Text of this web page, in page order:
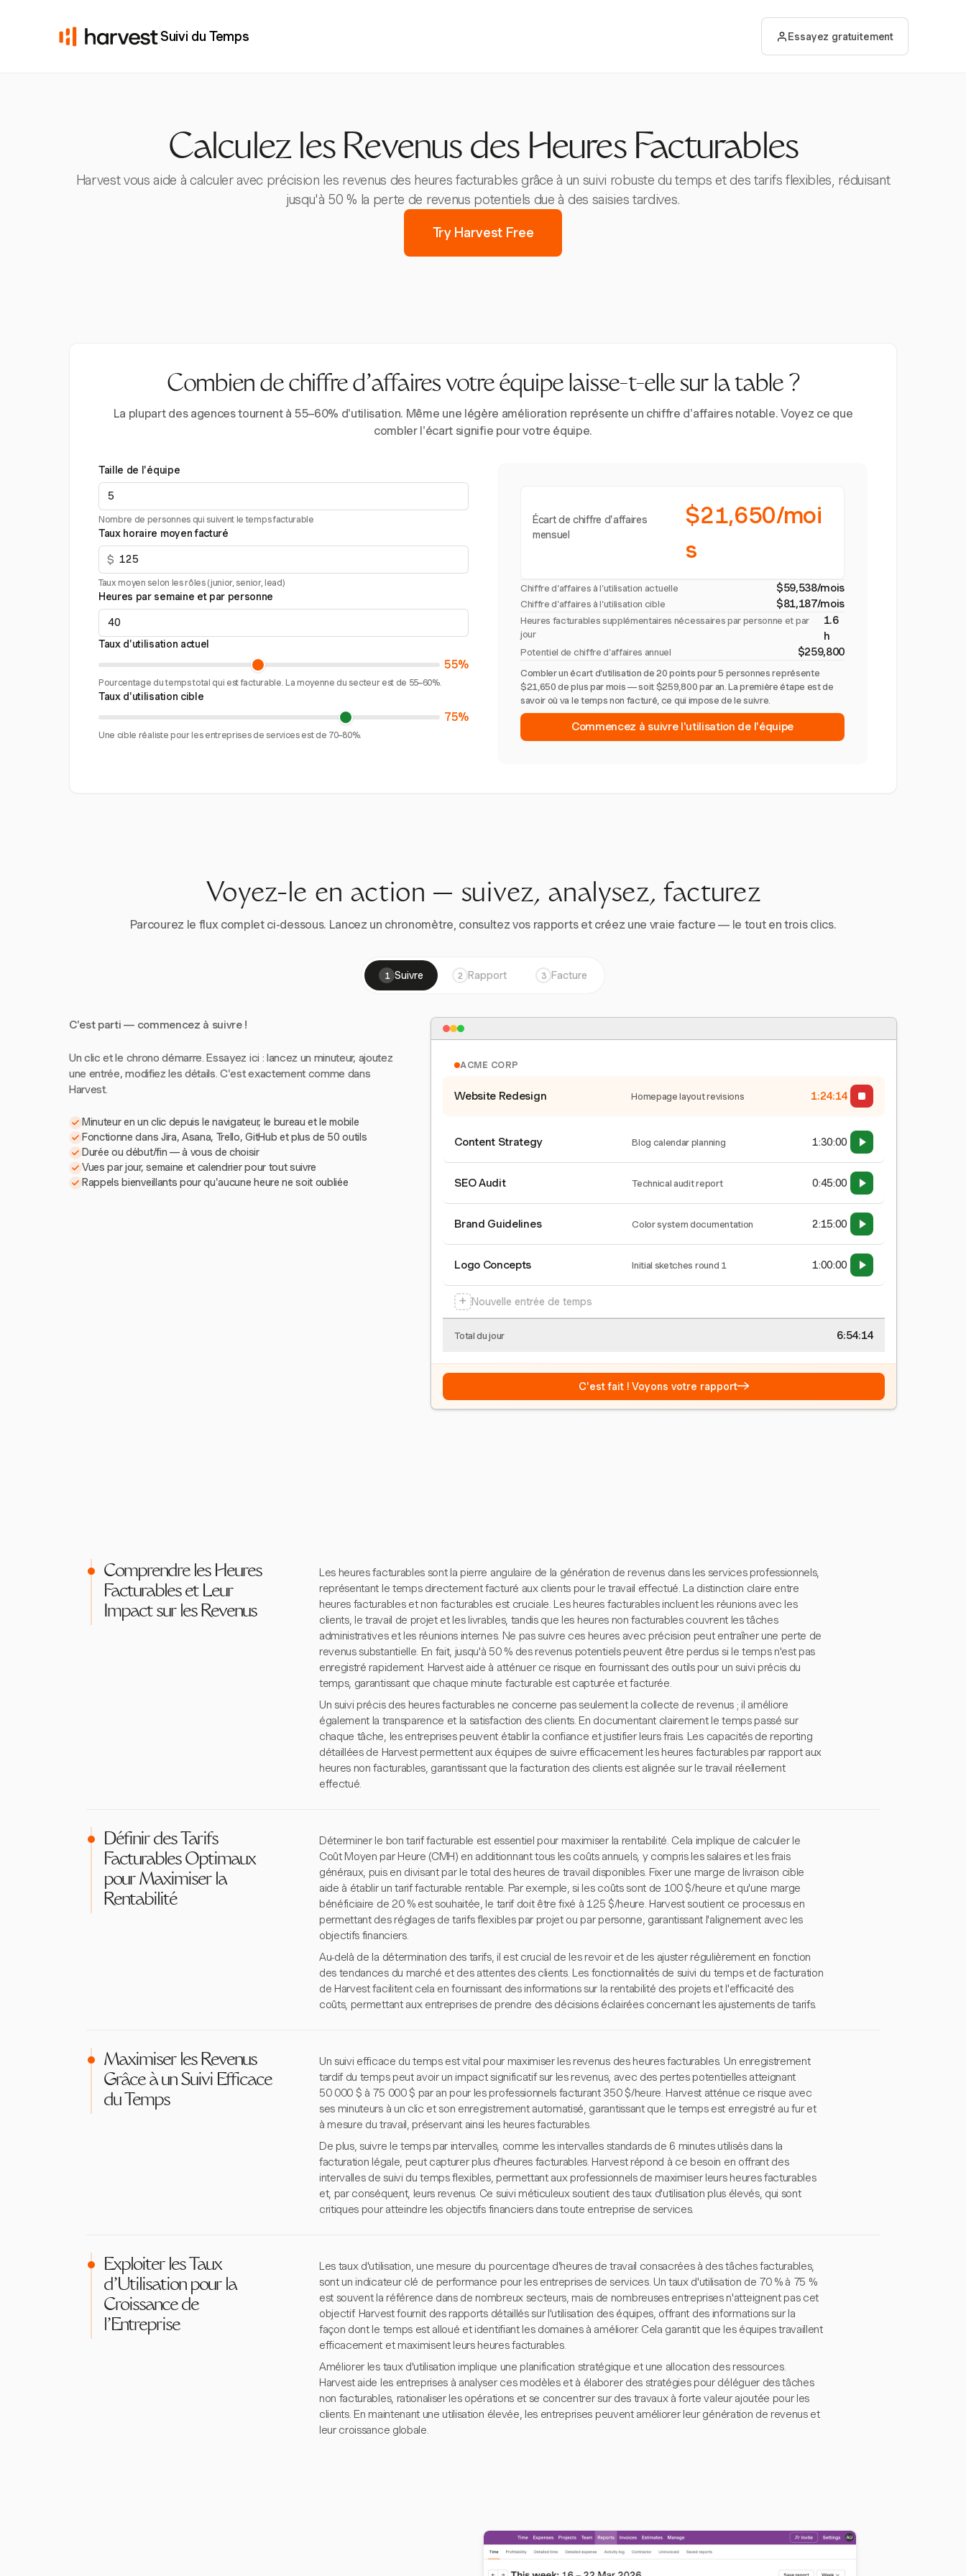
Suivi du Temps Essayez gratuitement
Calculez les Revenus des Heures Facturables
Harvest vous aide à calculer avec précision les revenus des heures facturables grâce à un suivi robuste du temps et des tarifs flexibles, réduisant
jusqu'à 50 % la perte de revenus potentiels due à des saisies tardives.
Try Harvest Free
Combien de chiffre d'affaires votre équipe laisse-t-elle sur la table ?
La plupart des agences tournent à 55–60% d'utilisation. Même une légère amélioration représente un chiffre d'affaires notable. Voyez ce que
combler l'écart signifie pour votre équipe.
Taille de l'équipe
Nombre de personnes qui suivent le temps facturable
Taux horaire moyen facturé
$
Taux moyen selon les rôles (junior, senior, lead)
Heures par semaine et par personne
Taux d'utilisation actuel
55%
Pourcentage du temps total qui est facturable. La moyenne du secteur est de 55–60%.
Taux d'utilisation cible
75%
Une cible réaliste pour les entreprises de services est de 70–80%.
Écart de chiffre d'affaires
mensuel
$21,650/moi
s
Chiffre d'affaires à l'utilisation actuelle $59,538/mois
Chiffre d'affaires à l'utilisation cible $81,187/mois
Heures facturables supplémentaires nécessaires par personne et par
jour
1.6
h
Potentiel de chiffre d'affaires annuel $259,800
Combler un écart d'utilisation de 20 points pour 5 personnes représente
$21,650 de plus par mois — soit $259,800 par an. La première étape est de
savoir où va le temps non facturé, ce qui impose de le suivre.
Commencez à suivre l'utilisation de l'équipe
Voyez-le en action — suivez, analysez, facturez
Parcourez le flux complet ci-dessous. Lancez un chronomètre, consultez vos rapports et créez une vraie facture — le tout en trois clics.
1 Suivre 2 Rapport 3 Facture
C'est parti — commencez à suivre !
Un clic et le chrono démarre. Essayez ici : lancez un minuteur, ajoutez
une entrée, modifiez les détails. C'est exactement comme dans
Harvest.
Minuteur en un clic depuis le navigateur, le bureau et le mobile
Fonctionne dans Jira, Asana, Trello, GitHub et plus de 50 outils
Durée ou début/fin — à vous de choisir
Vues par jour, semaine et calendrier pour tout suivre
Rappels bienveillants pour qu'aucune heure ne soit oubliée
ACME CORP
Website Redesign Homepage layout revisions 1:24:15
Content Strategy Blog calendar planning 1:30:00
SEO Audit Technical audit report 0:45:00
Brand Guidelines Color system documentation 2:15:00
Logo Concepts Initial sketches round 1 1:00:00
+ Nouvelle entrée de temps
Total du jour 6:54:15
C'est fait ! Voyons votre rapport→
Comprendre les Heures
Facturables et Leur
Impact sur les Revenus
Les heures facturables sont la pierre angulaire de la génération de revenus dans les services professionnels,
représentant le temps directement facturé aux clients pour le travail effectué. La distinction claire entre
heures facturables et non facturables est cruciale. Les heures facturables incluent les réunions avec les
clients, le travail de projet et les livrables, tandis que les heures non facturables couvrent les tâches
administratives et les réunions internes. Ne pas suivre ces heures avec précision peut entraîner une perte de
revenus substantielle. En fait, jusqu'à 50 % des revenus potentiels peuvent être perdus si le temps n'est pas
enregistré rapidement. Harvest aide à atténuer ce risque en fournissant des outils pour un suivi précis du
temps, garantissant que chaque minute facturable est capturée et facturée.
Un suivi précis des heures facturables ne concerne pas seulement la collecte de revenus ; il améliore
également la transparence et la satisfaction des clients. En documentant clairement le temps passé sur
chaque tâche, les entreprises peuvent établir la confiance et justifier leurs frais. Les capacités de reporting
détaillées de Harvest permettent aux équipes de suivre efficacement les heures facturables par rapport aux
heures non facturables, garantissant que la facturation des clients est alignée sur le travail réellement
effectué.
Définir des Tarifs
Facturables Optimaux
pour Maximiser la
Rentabilité
Déterminer le bon tarif facturable est essentiel pour maximiser la rentabilité. Cela implique de calculer le
Coût Moyen par Heure (CMH) en additionnant tous les coûts annuels, y compris les salaires et les frais
généraux, puis en divisant par le total des heures de travail disponibles. Fixer une marge de livraison cible
aide à établir un tarif facturable rentable. Par exemple, si les coûts sont de 100 $/heure et qu'une marge
bénéficiaire de 20 % est souhaitée, le tarif doit être fixé à 125 $/heure. Harvest soutient ce processus en
permettant des réglages de tarifs flexibles par projet ou par personne, garantissant l'alignement avec les
objectifs financiers.
Au-delà de la détermination des tarifs, il est crucial de les revoir et de les ajuster régulièrement en fonction
des tendances du marché et des attentes des clients. Les fonctionnalités de suivi du temps et de facturation
de Harvest facilitent cela en fournissant des informations sur la rentabilité des projets et l'efficacité des
coûts, permettant aux entreprises de prendre des décisions éclairées concernant les ajustements de tarifs.
Maximiser les Revenus
Grâce à un Suivi Efficace
du Temps
Un suivi efficace du temps est vital pour maximiser les revenus des heures facturables. Un enregistrement
tardif du temps peut avoir un impact significatif sur les revenus, avec des pertes potentielles atteignant
50 000 $ à 75 000 $ par an pour les professionnels facturant 350 $/heure. Harvest atténue ce risque avec
ses minuteurs à un clic et son enregistrement automatisé, garantissant que le temps est enregistré au fur et
à mesure du travail, préservant ainsi les heures facturables.
De plus, suivre le temps par intervalles, comme les intervalles standards de 6 minutes utilisés dans la
facturation légale, peut capturer plus d'heures facturables. Harvest répond à ce besoin en offrant des
intervalles de suivi du temps flexibles, permettant aux professionnels de maximiser leurs heures facturables
et, par conséquent, leurs revenus. Ce suivi méticuleux soutient des taux d'utilisation plus élevés, qui sont
critiques pour atteindre les objectifs financiers dans toute entreprise de services.
Exploiter les Taux
d'Utilisation pour la
Croissance de
l'Entreprise
Les taux d'utilisation, une mesure du pourcentage d'heures de travail consacrées à des tâches facturables,
sont un indicateur clé de performance pour les entreprises de services. Un taux d'utilisation de 70 % à 75 %
est souvent la référence dans de nombreux secteurs, mais de nombreuses entreprises n'atteignent pas cet
objectif. Harvest fournit des rapports détaillés sur l'utilisation des équipes, offrant des informations sur la
façon dont le temps est alloué et identifiant les domaines à améliorer. Cela garantit que les équipes travaillent
efficacement et maximisent leurs heures facturables.
Améliorer les taux d'utilisation implique une planification stratégique et une allocation des ressources.
Harvest aide les entreprises à analyser ces modèles et à élaborer des stratégies pour déléguer des tâches
non facturables, rationaliser les opérations et se concentrer sur des travaux à forte valeur ajoutée pour les
clients. En maintenant une utilisation élevée, les entreprises peuvent améliorer leur génération de revenus et
leur croissance globale.